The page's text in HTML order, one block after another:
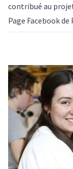
contribué au
Page Facebook